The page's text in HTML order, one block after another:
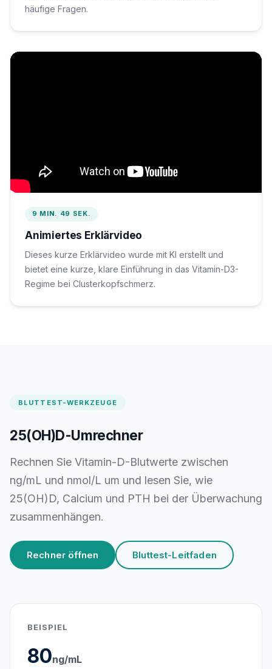
häufige Fragen.
9 MIN. 49 SEK.
Animiertes Erklärvideo
Dieses kurze Erklärvideo wurde mit KI erstellt und
bietet eine kurze, klare Einführung in das Vitamin-D3-
Regime bei Clusterkopfschmerz.
BLUTTEST-WERKZEUGE
25(OH)D-Umrechner
Rechnen Sie Vitamin-D-Blutwerte zwischen
ng/mL und nmol/L um und lesen Sie, wie
25(OH)D, Calcium und PTH bei der Überwachung
zusammenhängen.
Rechner öffnen Bluttest-Leitfaden
BEISPIEL
80ng/mL